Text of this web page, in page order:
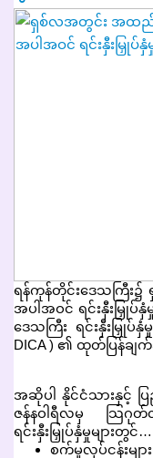
ရန်ကုန်တိုင်းဒေသကြီး
အပါအဝင် ရင်းနှီးမြှုပ်
ဒေသကြီး ရင်းနှီးမြှုပ်နှံ
DICA ) ၏ ထုတ်ပြန်ခ
အဆိုပါ နိုင်ငံသားနှင့် ပ
ဇန်နဝါရီလမှ သြဂု
ရင်းနှီးမြှုပ်နှံမှုများတွင်…
စက်မှုလုပ်ငန်းများ